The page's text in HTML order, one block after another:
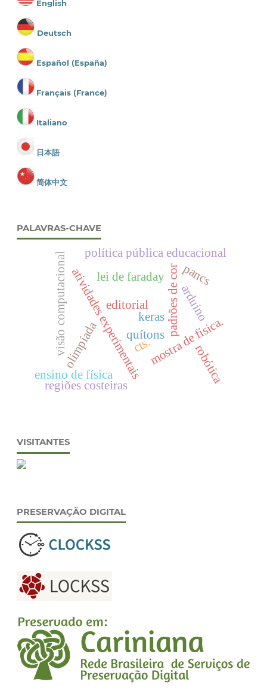
English
Deutsch
Español (España)
Français (France)
Italiano
日本語
简体中文
PALAVRAS-CHAVE
editorial padrões de cor
atividades experimentaismostra de física.
política pública educacional
quítons
regiões costeiras
olimpíada robótica
visão computacional keras
cts.
ensino de física
lei de faraday
arduino
pancs
VISITANTES
PRESERVAÇÃO DIGITAL